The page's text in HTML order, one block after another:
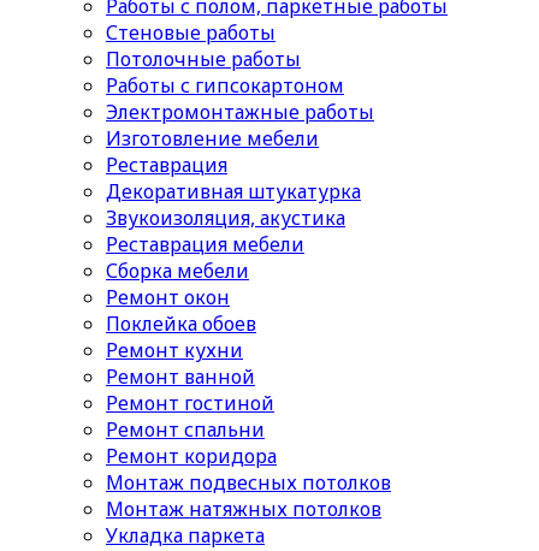
Работы с полом, паркетные работы
Стеновые работы
Потолочные работы
Работы с гипсокартоном
Электромонтажные работы
Изготовление мебели
Реставрация
Декоративная штукатурка
Звукоизоляция, акустика
Реставрация мебели
Сборка мебели
Ремонт окон
Поклейка обоев
Ремонт кухни
Ремонт ванной
Ремонт гостиной
Ремонт спальни
Ремонт коридора
Монтаж подвесных потолков
Монтаж натяжных потолков
Укладка паркета